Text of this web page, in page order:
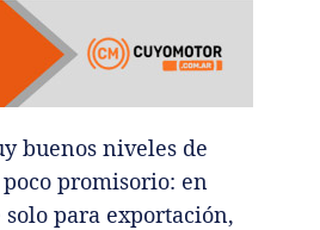
buenos niveles de
promisorio: en
para exportación,